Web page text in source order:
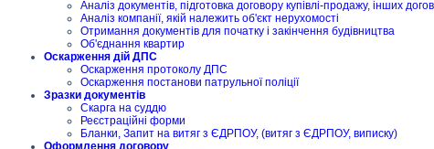
Аналіз документів, підготовка договору купівлі-продажу, інших
Аналіз компанії, якій належить об'єкт нерухомості
Отримання документів для початку і закінчення будівництва
Об'єднання квартир
Оскарження дій ДПС
Оскарження протоколу ДПС
Оскарження постанови патрульної поліції
Зразки документів
Скарга на суддю
Реєстраційні форми
Бланки, Запит на витяг з ЄДРПОУ, (витяг з ЄДРПОУ, виписку)